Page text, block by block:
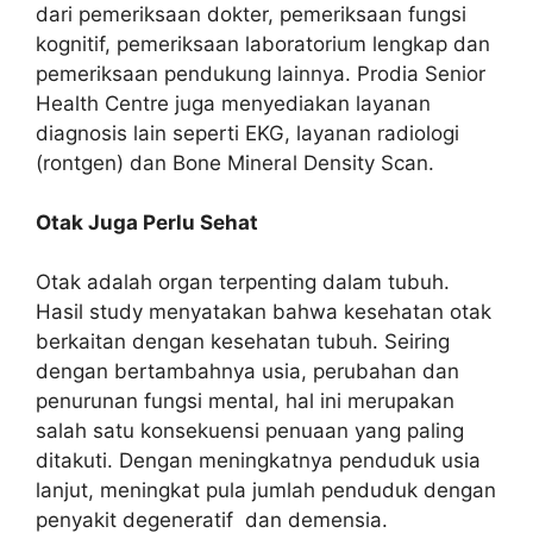
dari pemeriksaan dokter, pemeriksaan fungsi
kognitif, pemeriksaan laboratorium lengkap dan
pemeriksaan pendukung lainnya. Prodia Senior
Health Centre juga menyediakan layanan
diagnosis lain seperti EKG, layanan radiologi
(rontgen) dan Bone Mineral Density Scan.
Otak Juga Perlu Sehat
Otak adalah organ terpenting dalam tubuh.
Hasil study menyatakan bahwa kesehatan otak
berkaitan dengan kesehatan tubuh. Seiring
dengan bertambahnya usia, perubahan dan
penurunan fungsi mental, hal ini merupakan
salah satu konsekuensi penuaan yang paling
ditakuti. Dengan meningkatnya penduduk usia
lanjut, meningkat pula jumlah penduduk dengan
penyakit degeneratif dan demensia.